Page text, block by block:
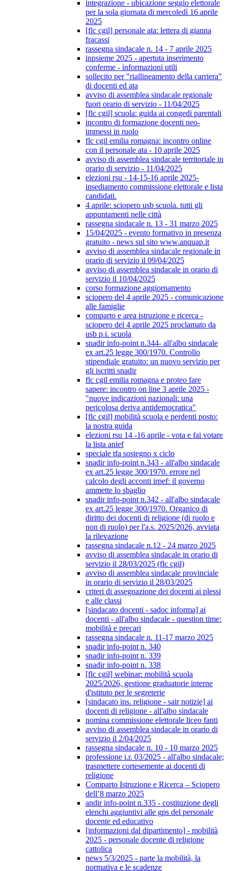
integrazione - ubicazione seggio elettorale
per la sola giornata di mercoledì 16 aprile
2025
[flc cgil] personale ata: lettera di gianna
fracassi
rassegna sindacale n. 14 - 7 aprile 2025
inpsieme 2025 - apertuta inserimento
conferme - informazioni utili
sollecito per "riallineamento della carriera"
di docenti ed ata
avviso di assemblea sindacale regionale
fuori orario di servizio - 11/04/2025
[flc cgil] scuola: guida ai congedi parentali
incontro di formazione docenti neo-
immessi in ruolo
flc cgil emilia romagna: incontro online
con il personale ata - 10 aprile 2025
avviso di assemblea sindacale territoriale in
orario di servizio - 11/04/2025
elezioni rsu - 14-15-16 aprile 2025-
insediamento commissione elettorale e lista
candidati.
4 aprile: sciopero usb scuola. tutti gli
appuntamenti nelle città
rassegna sindacale n. 13 - 31 marzo 2025
15/04/2025 - evento formativo in presenza
gratuito - news sul sito www.anquap.it
avviso di assemblea sindacale regionale in
orario di servizio il 09/04/2025
avviso di assemblea sindacale in orario di
servizio il 10/04/2025
corso formazione aggiornamento
sciopero del 4 aprile 2025 - comunicazione
alle famiglie
comparto e area istruzione e ricerca -
sciopero del 4 aprile 2025 proclamato da
usb p.i. scuola
snadir info-point n.344- all'albo sindacale
ex art.25 legge 300/1970. Controllo
stipendiale gratuito: un nuovo servizio per
gli iscritti snadir
flc cgil emilia romagna e proteo fare
sapere: incontro on line 3 aprile 2025 -
"nuove indicazioni nazionali: una
pericolosa deriva antidemocratica"
[flc cgil] mobilità scuola e perdenti posto:
la nostra guida
elezioni rsu 14 -16 aprile - vota e fai votare
la lista anief
speciale tfa sostegno x ciclo
snadir info-point n.343 - all'albo sindacale
ex art.25 legge 300/1970. errore nel
calcolo degli acconti irpef: il governo
ammette lo sbaglio
snadir info-point n.342 - all'albo sindacale
ex art.25 legge 300/1970. Organico di
diritto dei docenti di religione (di ruolo e
non di ruolo) per l'a.s. 2025/2026, avviata
la rilevazione
rassegna sindacale n.12 - 24 marzo 2025
avviso di assemblea sindacale in orario di
servizio il 28/03/2025 (flc cgil)
avviso di assemblea sindacale provinciale
in orario di servizio il 28/03/2025
criteri di assegnazione dei docenti ai plessi
e alle classi
[sindacato docenti - sadoc informa] ai
docenti - all'albo sindacale - question time:
mobilità e precari
rassegna sindacale n. 11-17 marzo 2025
snadir info-point n. 340
snadir info-point n. 339
snadir info-point n. 338
[flc cgil] webinar: mobilità scuola
2025/2026, gestione graduatorie interne
d'istituto per le segreterie
[sindacato ins. religione - sair notizie] ai
docenti di religione - all'albo sindacale
nomina commissione elettorale liceo fanti
avviso di assemblea sindacale in orario di
servizio il 2/04/2025
rassegna sindacale n. 10 - 10 marzo 2025
professione i.r. 03/2025 - all'albo sindacale;
trasmettere cortesemente ai docenti di
religione
Comparto Istruzione e Ricerca – Sciopero
dell’8 marzo 2025
andir info-point n.335 - costituzione degli
elenchi aggiuntivi alle gps del personale
docente ed educativo
[informazioni dal dipartimento] - mobilità
2025 - personale docente di religione
cattolica
news 5/3/2025 - parte la mobilità, la
normativa e le scadenze